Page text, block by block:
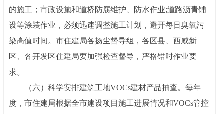
的施工；市政设施和道桥防腐维护、防水作业;道路沥青铺
设等涂装作业，必须迅速调整施工计划，避开每日臭氧污
染高值时间。市住建局各扬尘督导组，各区县、西咸新
区、各开发区住建局要加强检查督导，严格错时作业要
求。
（六）科学安排建筑工地VOCs建材产品抽查。每年
度，市住建局根据全市建设项目施工进展情况和VOCs管控